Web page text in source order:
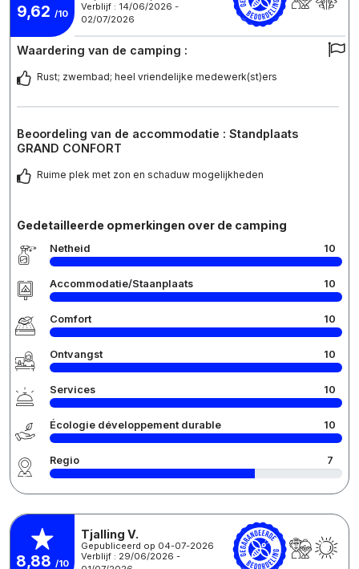
9,62 /10
Verblijf : 14/06/2026 -
02/07/2026
Waardering van de camping :
Rust; zwembad; heel vriendelijke medewerk(st)ers
Beoordeling van de accommodatie : Standplaats
GRAND CONFORT
Ruime plek met zon en schaduw mogelijkheden
Gedetailleerde opmerkingen over de camping
Netheid 10
Accommodatie/Staanplaats 10
Comfort 10
Ontvangst 10
Services 10
Écologie développement durable 10
Regio 7
8,88 /10
Tjalling V.
Gepubliceerd op 04-07-2026
Verblijf : 29/06/2026 -